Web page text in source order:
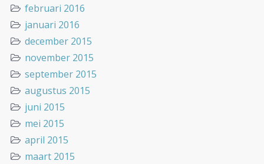
februari 2016
januari 2016
december 2015
november 2015
september 2015
augustus 2015
juni 2015
mei 2015
april 2015
maart 2015